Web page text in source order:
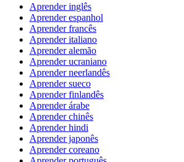
Aprender inglês
Aprender espanhol
Aprender francês
Aprender italiano
Aprender alemão
Aprender ucraniano
Aprender neerlandês
Aprender sueco
Aprender finlandês
Aprender árabe
Aprender chinês
Aprender hindi
Aprender japonês
Aprender coreano